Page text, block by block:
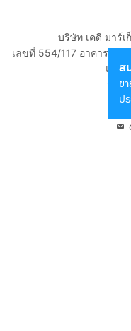
ส
ข
ป
บริษัท เคดี มาร์
เลขที่ 554/117 อาคารสก
แขว
กรุ